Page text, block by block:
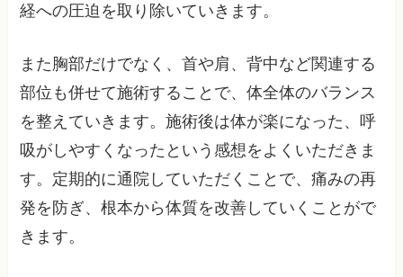
経への圧迫を取り除いていきます。
また胸部だけでなく、首や肩、背中など関連する
部位も併せて施術することで、体全体のバランス
を整えていきます。施術後は体が楽になった、呼
吸がしやすくなったという感想をよくいただきま
す。定期的に通院していただくことで、痛みの再
発を防ぎ、根本から体質を改善していくことがで
きます。